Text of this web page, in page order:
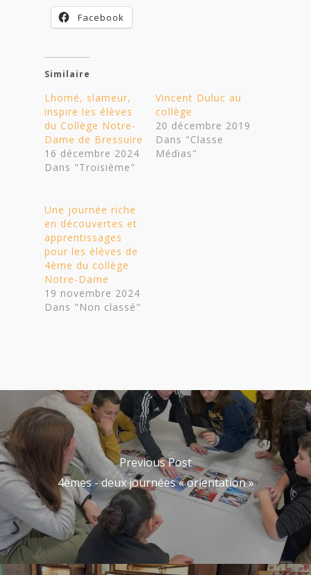
Facebook
Similaire
Lhomé, slameur,
inspire les élèves
du Collège Notre-
Dame de Bressuire
16 décembre 2024
Dans "Troisième"
Vincent Duluc au
collège
20 décembre 2019
Dans "Classe
Médias"
Une journée riche
en découvertes et
apprentissages
pour les élèves de
4ème du collège
Notre-Dame
19 novembre 2024
Dans "Non classé"
Previous Post
4èmes - deux journées « orientation »